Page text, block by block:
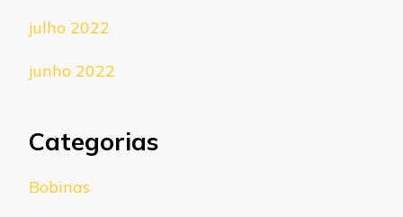
julho 2022
junho 2022
Categorias
Bobinas